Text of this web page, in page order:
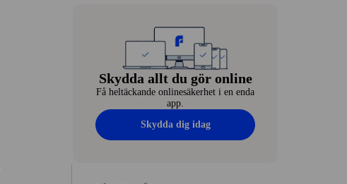
Skydda allt du gör online
Få heltäckande onlinesäkerhet i en enda
app.
Skydda dig idag